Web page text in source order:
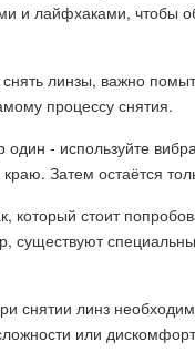
и лайфхаками, чтобы
линзы, важно
процессу снятия.
- используйте
Затем остаётся
который стоит
существуют
снятии линз
или